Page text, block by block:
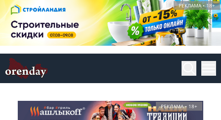
РЕКЛАМА • 18+
РЕКЛАМА • 18+